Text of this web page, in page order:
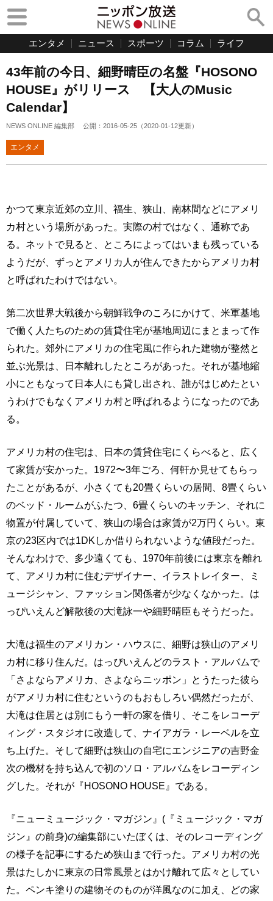
エンタメ ニュース スポーツ コラム ライフ
43年前の今日、細野晴臣の名盤『HOSONO
HOUSE』がリリース 【大人のMusic
Calendar】
NEWS ONLINE 編集部 公開： 2016-05-25 （2020-01-12更新）
エンタメ
かつて東京近郊の立川、福生、狭山、南林間などにアメリ
カ村という場所があった。実際の村ではなく、通称であ
る。ネットで見ると、ところによってはいまも残っている
ようだが、ずっとアメリカ人が住んできたからアメリカ村
と呼ばれたわけではない。
第二次世界大戦後から朝鮮戦争のころにかけて、米軍基地
で働く人たちのための賃貸住宅が基地周辺にまとまって作
られた。郊外にアメリカの住宅風に作られた建物が整然と
並ぶ光景は、日本離れしたところがあった。それが基地縮
小にともなって日本人にも貸し出され、誰がはじめたとい
うわけでもなくアメリカ村と呼ばれるようになったのであ
る。
アメリカ村の住宅は、日本の賃貸住宅にくらべると、広く
て家賃が安かった。1972〜3年ごろ、何軒か見せてもらっ
たことがあるが、小さくても20畳くらいの居間、8畳くらい
のベッド・ルームがふたつ、6畳くらいのキッチン、それに
物置が付属していて、狭山の場合は家賃が2万円くらい。東
京の23区内では1DKしか借りられないような値段だった。
そんなわけで、多少遠くても、1970年前後には東京を離れ
て、アメリカ村に住むデザイナー、イラストレイター、ミ
ュージシャン、ファッション関係者が少なくなかった。は
っぴいえんど解散後の大滝詠一や細野晴臣もそうだった。
大滝は福生のアメリカン・ハウスに、細野は狭山のアメリ
カ村に移り住んだ。はっぴいえんどのラスト・アルバムで
「さよならアメリカ、さよならニッポン」とうたった彼ら
がアメリカ村に住むというのもおもしろい偶然だったが、
大滝は住居とは別にもう一軒の家を借り、そこをレコーデ
ィング・スタジオに改造して、ナイアガラ・レーベルを立
ち上げた。そして細野は狭山の自宅にエンジニアの吉野金
次の機材を持ち込んで初のソロ・アルバムをレコーディン
グした。それが『HOSONO HOUSE』である。
『ニューミュージック・マガジン』(『ミュージック・マガ
ジン』の前身)の編集部にいたぼくは、そのレコーディング
の様子を記事にするため狭山まで行った。アメリカ村の光
景はたしかに東京の日常風景とはかけ離れて広々としてい
た。ペンキ塗りの建物そのものが洋風なのに加え、どの家